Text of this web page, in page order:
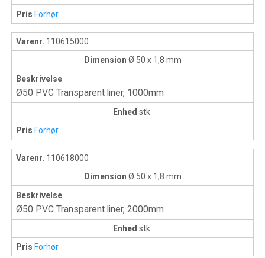
Pris Forhør
Varenr. 110615000
Dimension Ø 50 x 1,8 mm
Beskrivelse
Ø50 PVC Transparent liner, 1000mm
Enhed stk.
Pris Forhør
Varenr. 110618000
Dimension Ø 50 x 1,8 mm
Beskrivelse
Ø50 PVC Transparent liner, 2000mm
Enhed stk.
Pris Forhør